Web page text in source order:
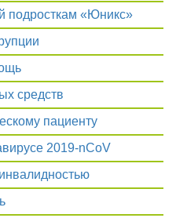
подросткам «Юникс»
средств
пациенту
2019-nCoV